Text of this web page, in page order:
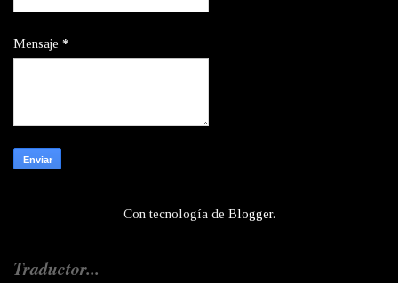
Mensaje *
Con tecnología de Blogger.
Traductor...